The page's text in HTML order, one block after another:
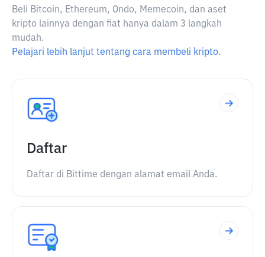
Beli Bitcoin, Ethereum, Ondo, Memecoin, dan aset
kripto lainnya dengan fiat hanya dalam 3 langkah
mudah.
Pelajari lebih lanjut tentang cara membeli kripto.
Daftar
Daftar di Bittime dengan alamat email Anda.